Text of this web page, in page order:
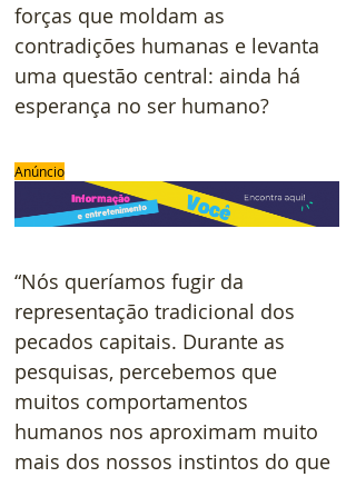
forças que moldam as
contradições humanas e levanta
uma questão central: ainda há
esperança no ser humano?
Anúncio
“Nós queríamos fugir da
representação tradicional dos
pecados capitais. Durante as
pesquisas, percebemos que
muitos comportamentos
humanos nos aproximam muito
mais dos nossos instintos do que